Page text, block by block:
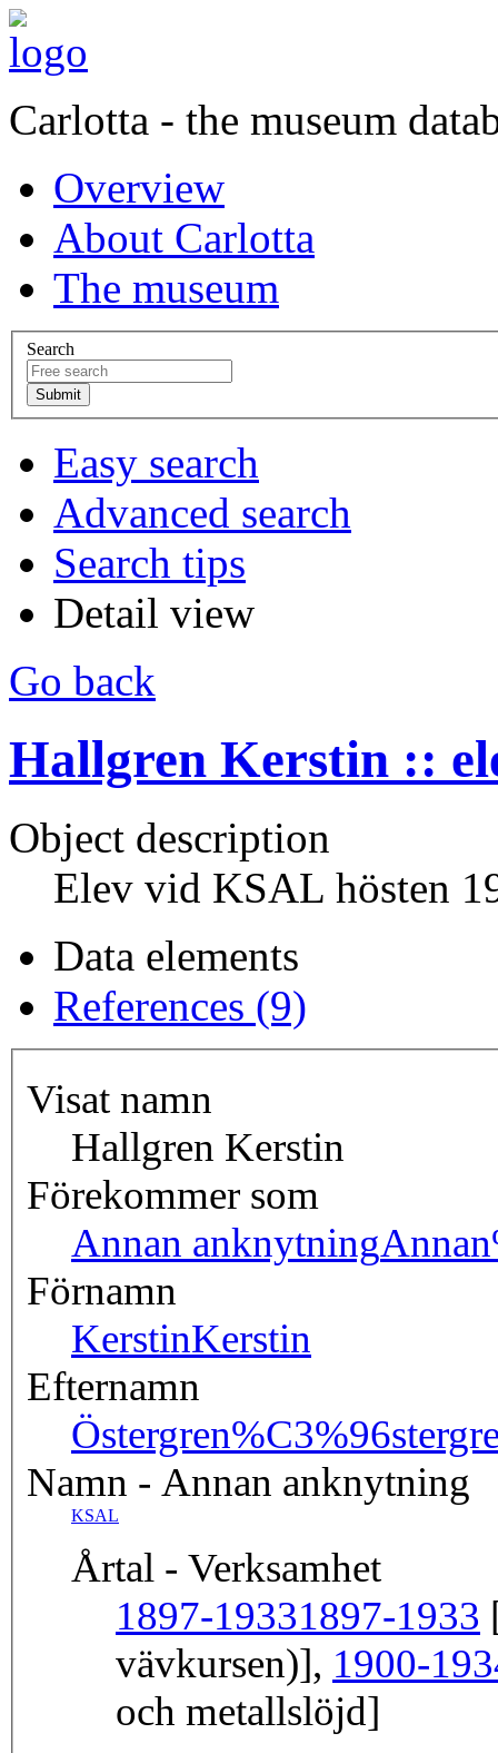
Carlotta - the museum
Overview
About Carlotta
The museum
Search
Easy search
Advanced search
Search tips
Detail view
Go back
Hallgren Kerstin ::
Object description
Elev vid KSAL hösten
Data elements
References (9)
Visat namn
Hallgren Kerstin
Förekommer som
Annan anknytning
Förnamn
KerstinKerstin
Efternamn
Östergren
Namn - Annan anknytning
KSAL
Årtal - Verksamhet
1897-19331897-1933
vävkursen)], 1900-
och metallslöjd]